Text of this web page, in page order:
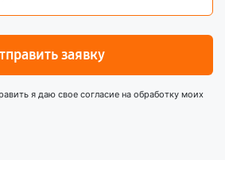
заявку
я даю свое согласие на обработку моих